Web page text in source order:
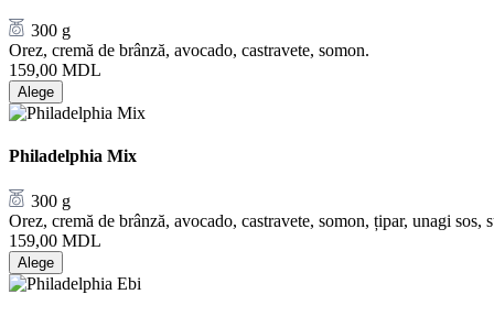
300 g
Orez, cremă de brânză, avocado, castravete, somon.
159,00 MDL
Alege
Philadelphia Mix
300 g
Orez, cremă de brânză, avocado, castravete, somon, țipar, unagi sos,
159,00 MDL
Alege